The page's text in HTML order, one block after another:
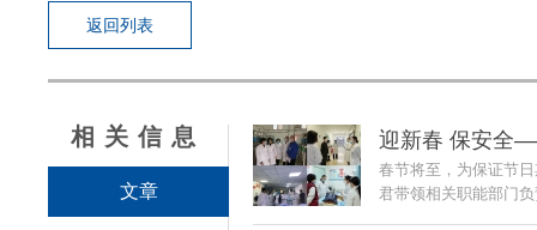
返回列表
相关信息
文章
迎新春 保安全
春节将至，为保证节
君带领相关职能部门